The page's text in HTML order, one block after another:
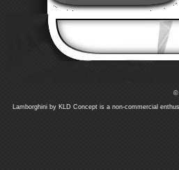
©
Lamborghini by KLD Concept is a non-commercial